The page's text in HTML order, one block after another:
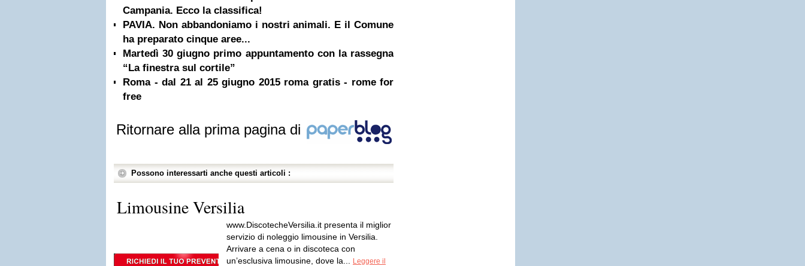
Campania. Ecco la classifica!
PAVIA. Non abbandoniamo i nostri animali. E il Comune
ha preparato cinque aree...
Martedì 30 giugno primo appuntamento con la rassegna
“La finestra sul cortile”
Roma - dal 21 al 25 giugno 2015 roma gratis - rome for
free
Ritornare alla prima pagina di
Possono interessarti anche questi articoli :
Limousine Versilia
www.DiscotecheVersilia.it presenta il miglior
servizio di noleggio limousine in Versilia.
Arrivare a cena o in discoteca con
un’esclusiva limousine, dove la...
Leggere il